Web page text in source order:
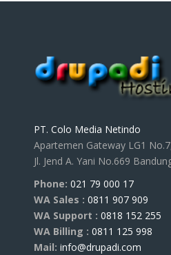
PT. Colo Media Netindo
Apartemen Gateway LG1
Jl. Jend A. Yani No.669
Phone: 021 79 000 17
WA Sales : 0811 907 909
WA Support : 0818 152 255
WA Billing : 0811 125 998
Mail: info@drupadi.com